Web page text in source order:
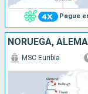
Pague
NORUEGA,
MSC Euribia